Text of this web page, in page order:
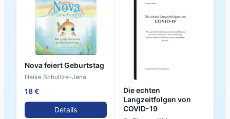
Nova feiert Geburtstag
Heike Schultze-Jena
18 €
Details
Die echten
Langzeitfolgen von
COVID-19